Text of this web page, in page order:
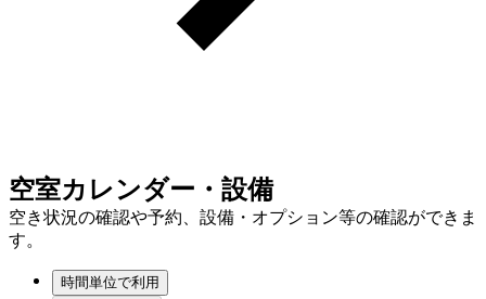
空室カレンダー・設備
空き状況の確認や予約、設備・オプション等の確認ができま
す。
時間単位で利用